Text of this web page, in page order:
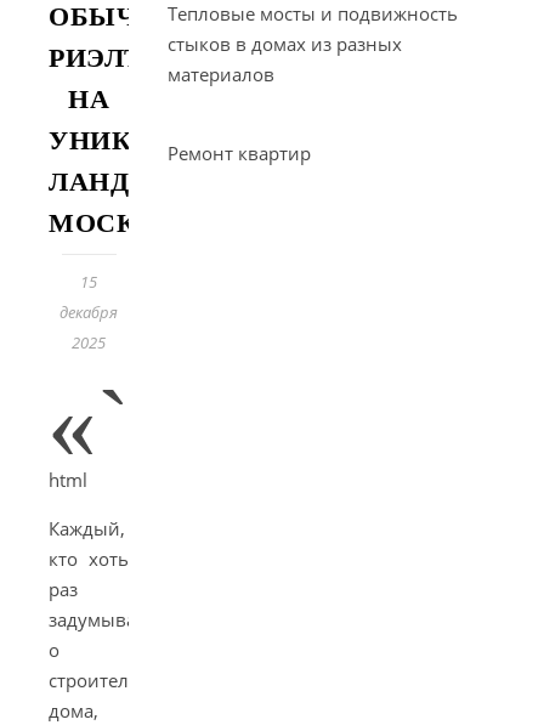
ОБЫЧНОГО
РИЭЛТОРА
НА
УНИКАЛЬНЫЙ
ЛАНДШАФТ
МОСКВЫ
15
декабря
2025
«`
html
Каждый,
кто хоть
раз
задумывался
о
строительстве
дома,
Тепловые мосты и подвижность
стыков в домах из разных
материалов
Ремонт квартир